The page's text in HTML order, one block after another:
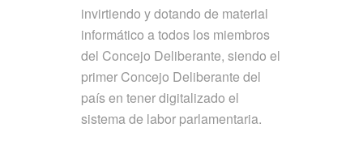
invirtiendo y dotando de material
informático a todos los miembros
del Concejo Deliberante, siendo el
primer Concejo Deliberante del
país en tener digitalizado el
sistema de labor parlamentaria.